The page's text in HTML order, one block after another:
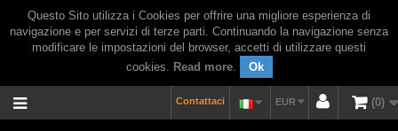
Questo Sito utilizza i Cookies per offrire una migliore esperienza di
navigazione e per servizi di terze parti. Continuando la navigazione senza
modificare le impostazioni del browser, accetti di utilizzare questi
cookies. Read more. Ok
0
EUR
Contattaci